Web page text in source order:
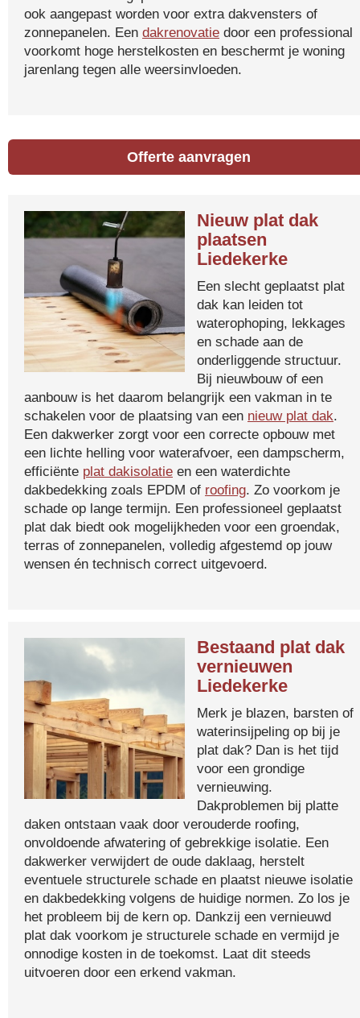
ook aangepast worden voor extra dakvensters of
zonnepanelen. Een dakrenovatie door een professional
voorkomt hoge herstelkosten en beschermt je woning
jarenlang tegen alle weersinvloeden.
Offerte aanvragen
Nieuw plat dak
plaatsen
Liedekerke
Een slecht geplaatst plat
dak kan leiden tot
waterophoping, lekkages
en schade aan de
onderliggende structuur.
Bij nieuwbouw of een
aanbouw is het daarom belangrijk een vakman in te
schakelen voor de plaatsing van een nieuw plat dak.
Een dakwerker zorgt voor een correcte opbouw met
een lichte helling voor waterafvoer, een dampscherm,
efficiënte plat dakisolatie en een waterdichte
dakbedekking zoals EPDM of roofing. Zo voorkom je
schade op lange termijn. Een professioneel geplaatst
plat dak biedt ook mogelijkheden voor een groendak,
terras of zonnepanelen, volledig afgestemd op jouw
wensen én technisch correct uitgevoerd.
Bestaand plat dak
vernieuwen
Liedekerke
Merk je blazen, barsten of
waterinsijpeling op bij je
plat dak? Dan is het tijd
voor een grondige
vernieuwing.
Dakproblemen bij platte
daken ontstaan vaak door verouderde roofing,
onvoldoende afwatering of gebrekkige isolatie. Een
dakwerker verwijdert de oude daklaag, herstelt
eventuele structurele schade en plaatst nieuwe isolatie
en dakbedekking volgens de huidige normen. Zo los je
het probleem bij de kern op. Dankzij een vernieuwd
plat dak voorkom je structurele schade en vermijd je
onnodige kosten in de toekomst. Laat dit steeds
uitvoeren door een erkend vakman.